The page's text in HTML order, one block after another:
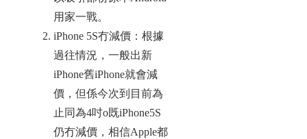
用家一戰。
iPhone 5S冇減價：根據
過往情況，一般出新
iPhone舊iPhone就會減
價，但係今次到目前為
止同為4吋o既iPhone5S
仍冇減價，相信Apple都